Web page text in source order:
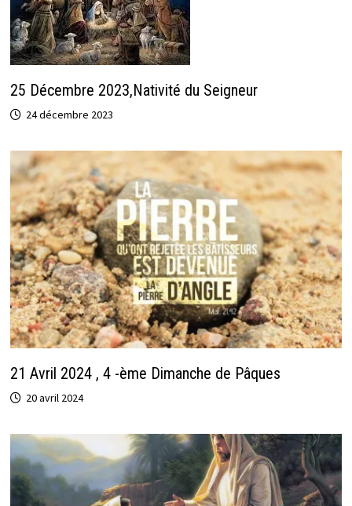
25 Décembre 2023,Nativité du Seigneur
24 décembre 2023
21 Avril 2024 , 4 -ème Dimanche de Pâques
20 avril 2024